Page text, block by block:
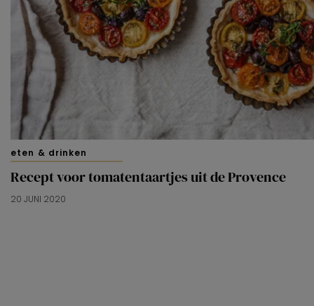
eten & drinken
Recept voor tomatentaartjes uit de Provence
20 JUNI 2020